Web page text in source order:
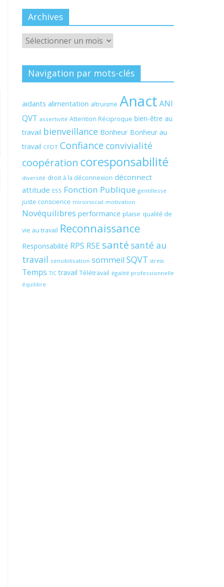
Archives
Archives
Navigation par mots-clés
aidants alimentation altruisme Anact ANI
QVT assertivité Attention Réciproque bien-être au
travail bienveillance Bonheur Bonheur au
travail CFDT Confiance convivialité
coopération coresponsabilité
diversité droit à la déconnexion déconnect
attitude ESS Fonction Publique gentillesse
juste conscience miroirsocial motivation
Novéquilibres performance plaisir qualité de
vie au travail Reconnaissance
Responsabilité RPS RSE santé santé au
travail sensibilisation sommeil SQVT stress
Temps TIC travail Télétravail égalité professionnelle
équilibre